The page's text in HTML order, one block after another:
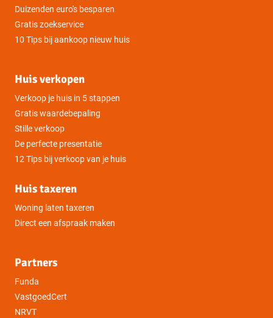
Duizenden euro's besparen
Gratis zoekservice
10 Tips bij aankoop nieuw huis
Huis verkopen
Verkoop je huis in 5 stappen
Gratis waardebepaling
Stille verkoop
De perfecte presentatie
12 Tips bij verkoop van je huis
Huis taxeren
Woning laten taxeren
Direct een afspraak maken
Partners
Funda
VastgoedCert
NRVT